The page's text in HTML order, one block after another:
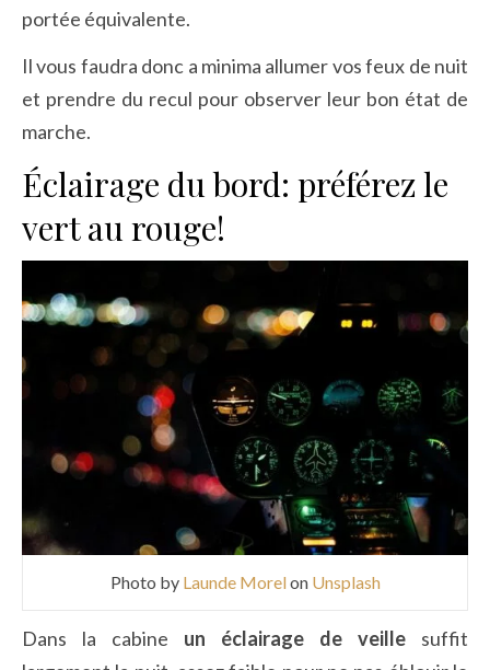
portée équivalente.
Il vous faudra donc a minima allumer vos feux de nuit
et prendre du recul pour observer leur bon état de
marche.
Éclairage du bord: préférez le
vert au rouge!
Photo by Launde Morelon Unsplash
Dans la cabine un éclairage de veille suffit